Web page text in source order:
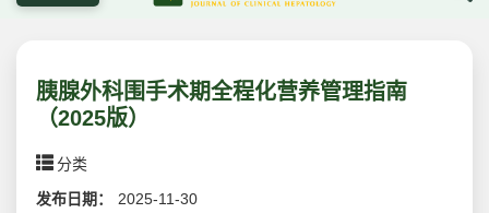
胰腺外科围手术期全程化营养管理指南
（2025版）
分类
发布日期：
2025-11-30